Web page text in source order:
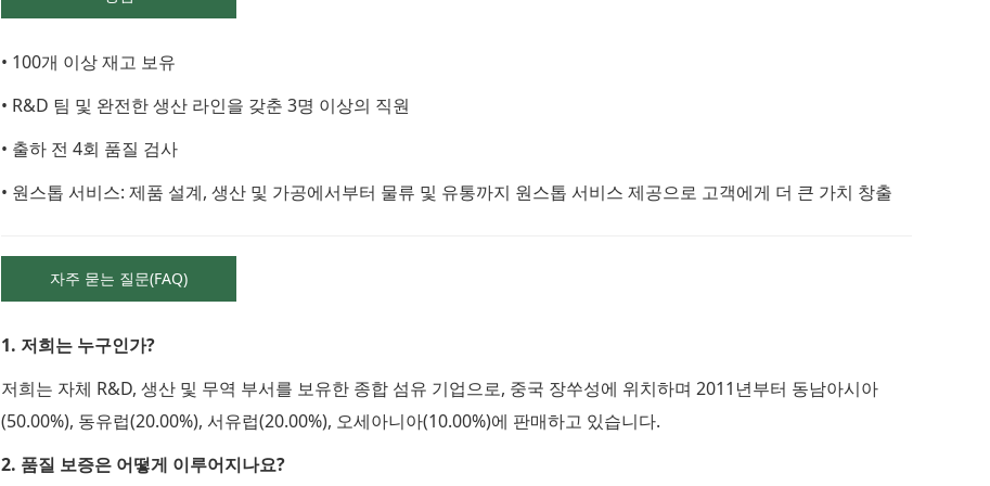
• 100개 이상 재고 보유
• R&D 팀 및 완전한 생산 라인을 갖춘 3명 이상의 직원
• 출하 전 4회 품질 검사
• 원스톱 서비스: 제품 설계, 생산 및 가공에서부터 물류 및 유통까지 원스톱 서비스 제공으로 고객에게 더 큰 가치 창출
자주 묻는 질문(FAQ)
1. 저희는 누구인가?
저희는 자체 R&D, 생산 및 무역 부서를 보유한 종합 섬유 기업으로, 중국 장쑤성에 위치하며 2011년부터 동남아시아
(50.00%), 동유럽(20.00%), 서유럽(20.00%), 오세아니아(10.00%)에 판매하고 있습니다.
2. 품질 보증은 어떻게 이루어지나요?